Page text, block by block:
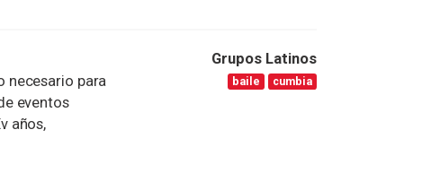
necesario para
eventos
años,
Grupos Latinos
baile cumbia